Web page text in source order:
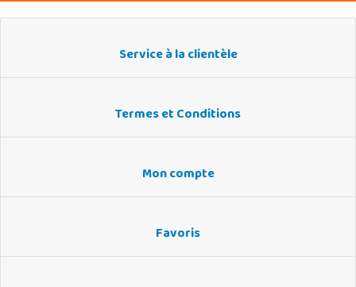
Service à la clientèle
Termes et Conditions
Mon compte
Favoris